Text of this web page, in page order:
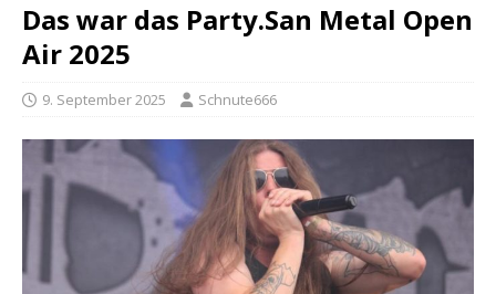
Das war das Party.San Metal Open
Air 2025
9. September 2025 Schnute666